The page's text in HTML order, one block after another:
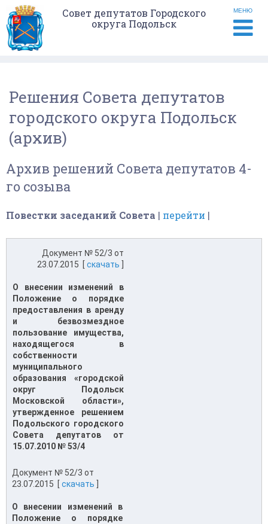
Совет депутатов Городского
округа Подольск
МЕНЮ
Решения Совета депутатов
городского округа Подольск
(архив)
Архив решений Совета депутатов 4-
го созыва
Повестки заседаний Совета | перейти |
Документ № 52/3 от
23.07.2015 [ скачать
О внесении изменений в
Положение о порядке
предоставления в аренду
и безвозмездное
пользование имущества,
находящегося в
собственности
муниципального
образования «городской
округ Подольск
Московской области»,
утвержденное решением
Подольского городского
Совета депутатов от
15.07.2010 № 53/4
Документ № 52/3 от
23.07.2015 [ скачать
О внесении изменений в
Положение о порядке